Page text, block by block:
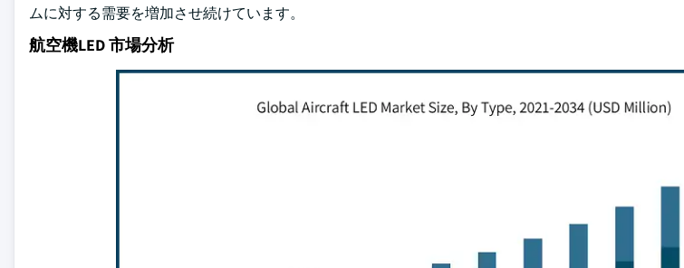
ムに対する需要を増加させ続けています。
航空機LED 市場分析